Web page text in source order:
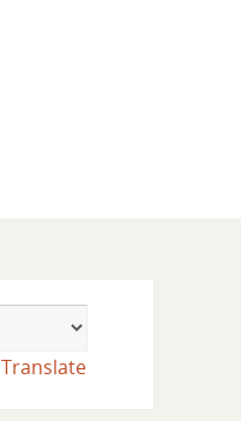
Translate